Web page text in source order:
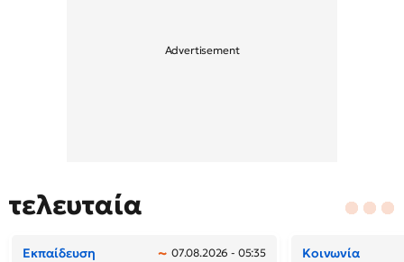
τελευταία
Εκπαίδευση 07.08.2026 - 05:35 Κοινωνία